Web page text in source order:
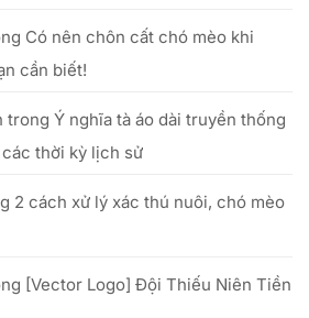
Có nên chôn cất chó mèo khi
cần biết!
trong Ý nghĩa tà áo dài truyền thống
thời kỳ lịch sử
2 cách xử lý xác thú nuôi, chó mèo
[Vector Logo] Đội Thiếu Niên Tiền